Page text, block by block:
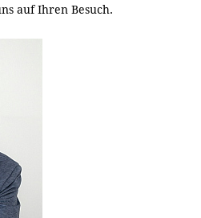
auf Ihren Besuch.